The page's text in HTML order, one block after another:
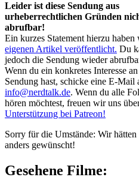
Leider ist diese Sendung aus
urheberrechtlichen Gründen
abrufbar!
Ein kurzes Statement hierzu haben
eigenen Artikel veröffentlicht. Du
jedoch die Sendung wieder
Wenn du ein konkretes Interesse
Sendung hast, schicke eine E-Mail
info@nerdtalk.de. Wenn du alle
hören möchtest, freuen wir uns
Unterstützung bei Patreon!
Sorry für die Umstände: Wir hätten
anders gewünscht!
Gesehene Filme: